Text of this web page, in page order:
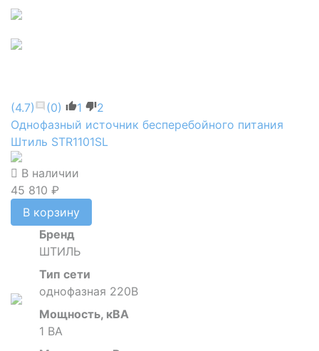
(4.7) (0) 1
2
Однофазный источник бесперебойного питания
Штиль STR1101SL
В наличии
45 810 ₽
В корзину
Бренд
ШТИЛЬ
Тип сети
однофазная 220В
Мощность, кВА
1 ВА